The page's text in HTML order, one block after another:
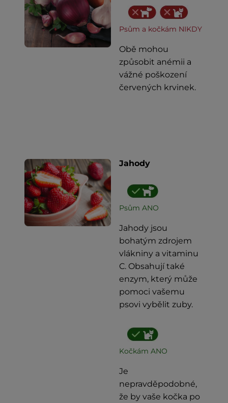
Psům a kočkám NIKDY
Obě mohou
způsobit anémii a
vážné poškození
červených krvinek.
Jahody
Psům ANO
Jahody jsou
bohatým zdrojem
vlákniny a vitaminu
C. Obsahují také
enzym, který může
pomoci vašemu
psovi vybělit zuby.
Kočkám ANO
Je
nepravděpodobné,
že by vaše kočka po